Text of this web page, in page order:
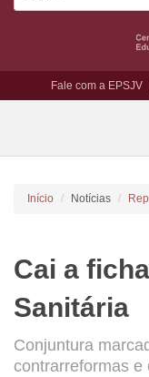
Fale com a EPSJV
Início Notícias
Cai a
Sanitária
Conjuntura
contrarreformas